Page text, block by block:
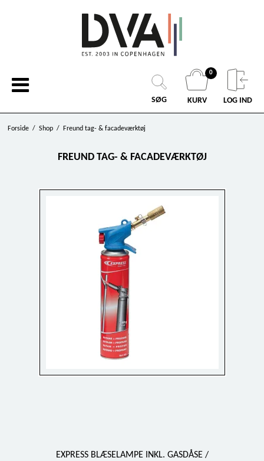
SØG
0
KURV LOG IND
Forside / Shop / Freund tag- & facadeværktøj
FREUND TAG- & FACADEVÆRKTØJ
EXPRESS BLÆSELAMPE INKL. GASDÅSE /